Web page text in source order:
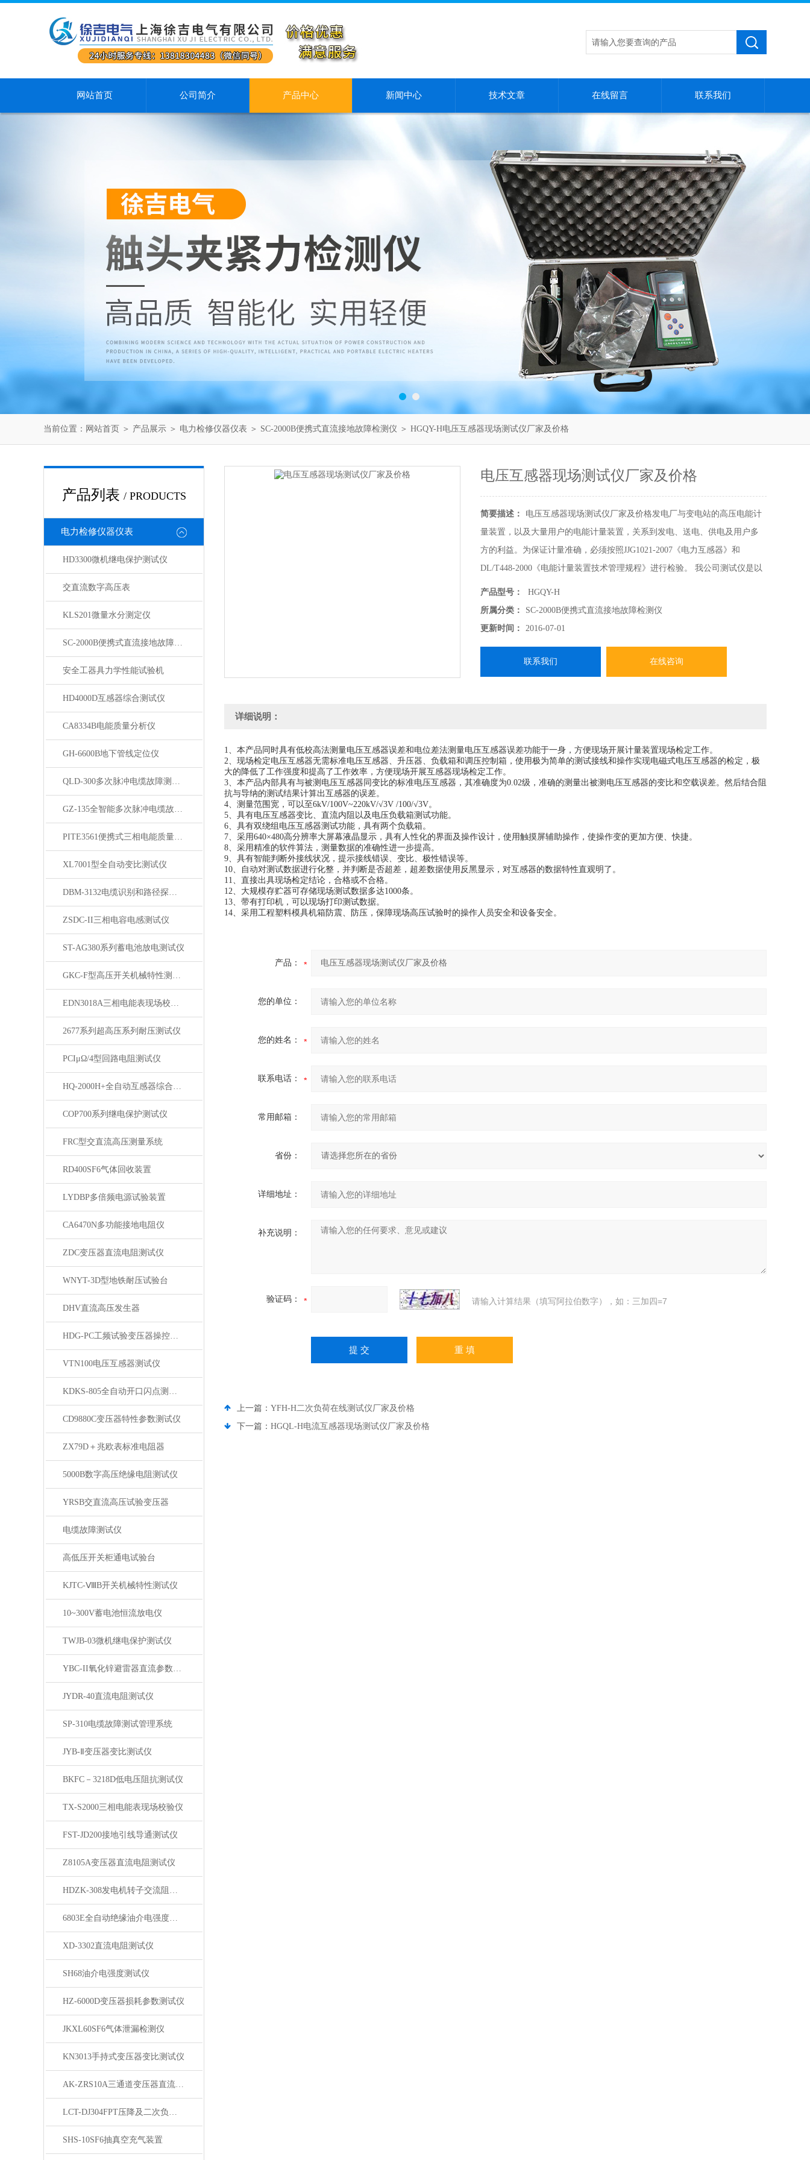
网站首页 公司简介 产品中心 新闻中心 技术文章 在线留言 联系我们
当前位置： 网站首页 ＞ 产品展示 ＞ 电力检修仪器仪表 ＞ SC-2000B便携式直流接地故障检测仪 ＞ HGQY-H电压互感器现场测试仪厂家及价格
产品列表 / PRODUCTS
电力检修仪器仪表
HD3300微机继电保护测试仪
交直流数字高压表
KLS201微量水分测定仪
SC-2000B便携式直流接地故障检测仪
安全工器具力学性能试验机
HD4000D互感器综合测试仪
CA8334B电能质量分析仪
GH-6600B地下管线定位仪
QLD-300多次脉冲电缆故障测试仪
GZ-135全智能多次脉冲电缆故障测试仪
PITE3561便携式三相电能质量分析仪
XL7001型全自动变比测试仪
DBM-3132电缆识别和路径探测仪
ZSDC-II三相电容电感测试仪
ST-AG380系列蓄电池放电测试仪
GKC-F型高压开关机械特性测试仪
EDN3018A三相电能表现场校验仪
2677系列超高压系列耐压测试仪
PCIμΩ/4型回路电阻测试仪
HQ-2000H+全自动互感器综合测试仪
COP700系列继电保护测试仪
FRC型交直流高压测量系统
RD400SF6气体回收装置
LYDBP多倍频电源试验装置
CA6470N多功能接地电阻仪
ZDC变压器直流电阻测试仪
WNYT-3D型地铁耐压试验台
DHV直流高压发生器
HDG-PC工频试验变压器操控装置
VTN100电压互感器测试仪
KDKS-805全自动开口闪点测定仪
CD9880C变压器特性参数测试仪
ZX79D＋兆欧表标准电阻器
5000B数字高压绝缘电阻测试仪
YRSB交直流高压试验变压器
电缆故障测试仪
高低压开关柜通电试验台
KJTC-ⅧB开关机械特性测试仪
10~300V蓄电池恒流放电仪
TWJB-03微机继电保护测试仪
YBC-II氧化锌避雷器直流参数测试仪
JYDR-40直流电阻测试仪
SP-310电缆故障测试管理系统
JYB-Ⅱ变压器变比测试仪
BKFC－3218D低电压阻抗测试仪
TX-S2000三相电能表现场校验仪
FST-JD200接地引线导通测试仪
Z8105A变压器直流电阻测试仪
HDZK-308发电机转子交流阻抗测试仪
6803E全自动绝缘油介电强度测试仪
XD-3302直流电阻测试仪
SH68油介电强度测试仪
HZ-6000D变压器损耗参数测试仪
JKXL60SF6气体泄漏检测仪
KN3013手持式变压器变比测试仪
AK-ZRS10A三通道变压器直流电阻测试仪
LCT-DJ304FPT压降及二次负荷测试仪
SHS-10SF6抽真空充气装置
电压互感器现场测试仪厂家及价格
简要描述：
电压互感器现场测试仪厂家及价格发电厂与变电站的高压电能计
量装置，以及大量用户的电能计量装置，关系到发电、送电、供电及用户多
方的利益。为保证计量准确，必须按照JJG1021-2007《电力互感器》和
DL/T448-2000《电能计量装置技术管理规程》进行检验。 我公司测试仪是以
测试技术，大规模电子线路设计以及符合国家相关规程研制出来的。它解决
了现场检定电压互感器工作强度大、操作繁琐问题，同时该产
产品型号：
HGQY-H
所属分类：
SC-2000B便携式直流接地故障检测仪
更新时间：
2016-07-01
联系我们 在线咨询
详细说明：
1、本产品同时具有低校高法测量电压互感器误差和电位差法测量电压互感器误差功能于一身，方便现场开展计量装置现场检定工作。
2、现场检定电压互感器无需标准电压互感器、升压器、负载箱和调压控制箱，使用极为简单的测试接线和操作实现电磁式电压互感器的检定，极
大的降低了工作强度和提高了工作效率，方便现场开展互感器现场检定工作。
3、本产品内部具有与被测电压互感器同变比的标准电压互感器，其准确度为0.02级，准确的测量出被测电压互感器的变比和空载误差。然后结合阻
抗与导纳的测试结果计算出互感器的误差。
4、测量范围宽，可以至6kV/100V~220kV/√3V /100/√3V。
5、具有电压互感器变比、直流内阻以及电压负载箱测试功能。
6、具有双绕组电压互感器测试功能，具有两个负载箱。
7、采用640×480高分辨率大屏幕液晶显示，具有人性化的界面及操作设计，使用触摸屏辅助操作，使操作变的更加方便、快捷。
8、采用精准的软件算法，测量数据的准确性进一步提高。
9、具有智能判断外接线状况，提示接线错误、变比、极性错误等。
10、自动对测试数据进行化整，并判断是否超差，超差数据使用反黑显示，对互感器的数据特性直观明了。
11、直接出具现场检定结论，合格或不合格。
12、大规模存贮器可存储现场测试数据多达1000条。
13、带有打印机，可以现场打印测试数据。
14、采用工程塑料模具机箱防震、防压，保障现场高压试验时的操作人员安全和设备安全。
产品：
您的单位：
您的姓名：
联系电话：
常用邮箱：
省份：
详细地址：
补充说明：
验证码： 请输入计算结果（填写阿拉伯数字），如：三加四=7
上一篇： YFH-H二次负荷在线测试仪厂家及价格
下一篇： HGQL-H电流互感器现场测试仪厂家及价格